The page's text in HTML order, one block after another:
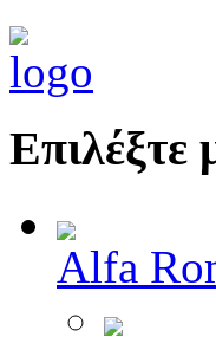
Επιλέξτε
Alfa